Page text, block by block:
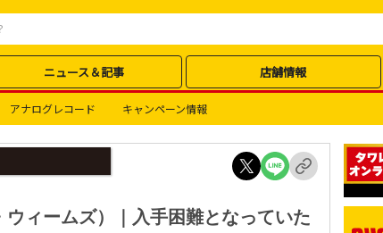
ニュース＆記事 店舗情報
アナログレコード キャンペーン情報
ィームズ）｜入手困難となっていた